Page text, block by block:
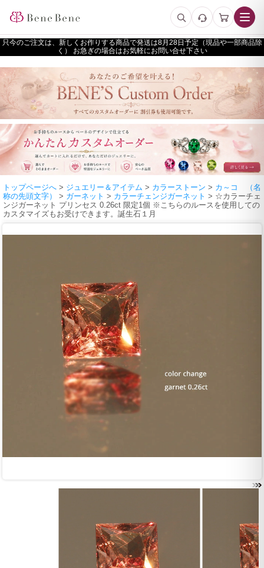
只今のご注文は、新しくお作りする商品で発送は
予定（現品や一部商品除
く） お急ぎの場合はお気軽にお問い合せ下さい
トップページへ > ジュエリー＆アイテム > カラーストーン > カ～コ （名
称の先頭文字）
> ガーネット > カラーチェンジガーネット > ☆カラーチェ
ンジガーネット プリンセス 0.26ct 限定1個 ※こちらのルースを使用しての
カスタマイズもお受けできます。誕生石１月